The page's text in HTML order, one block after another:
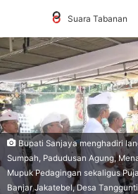
Suara Tabanan
Bupati Sanjaya menghadiri
Sumpah, Padudusan Agung,
Mupuk Pedagingan sekaligus
Banjar Jakatebel, Desa